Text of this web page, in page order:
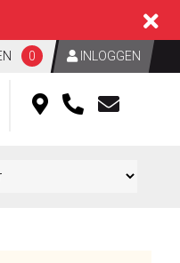
0 INLOGGEN